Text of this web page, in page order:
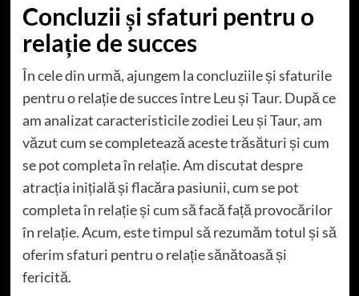
Concluzii și sfaturi pentru o
relație de succes
În cele din urmă, ajungem la concluziile și sfaturile
pentru o relație de succes între Leu și Taur. După ce
am analizat caracteristicile zodiei Leu și Taur, am
văzut cum se completează aceste trăsături și cum
se pot completa în relație. Am discutat despre
atracția inițială și flacăra pasiunii, cum se pot
completa în relație și cum să facă față provocărilor
în relație. Acum, este timpul să rezumăm totul și să
oferim sfaturi pentru o relație sănătoasă și
fericită.